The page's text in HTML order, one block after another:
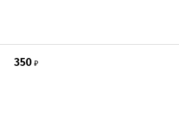
350 ₽